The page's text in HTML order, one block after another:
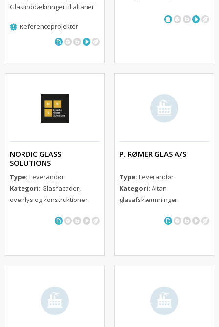
Glasinddækninger til altaner
Referenceprojekter
NORDIC GLASS
SOLUTIONS
Type: Leverandør
Kategori: Glasfacader,
ovenlys og konstruktioner
P. RØMER GLAS A/S
Type: Leverandør
Kategori: Altan
glasafskærmninger